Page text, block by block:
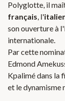
Polyglotte, il
français, l'
son ouverture à
internationale.
Par cette
Edmond
Kpalimé dans la
et le dynamisme